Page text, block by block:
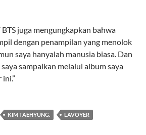
BTS juga mengungkapkan bahwa
dengan penampilan yang menolok
saya hanyalah manusia biasa. Dan
sampaikan melalui album saya
KIM TAEHYUNG. LAVOYER